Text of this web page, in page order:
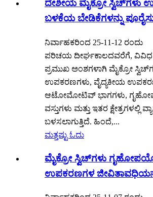
ದೇಶೀಯ ಮೈಕ್ರೋ ಸ್ವಿಚ್‌ಗಳು
ಬಳಕೆಯ ಬೇಡಿಕೆಗಳನ್ನು
ನಿರ್ವಾಹಕರಿಂದ 25-11-12 ರಂದು
ಪರಿಚಯ ದೀರ್ಘಕಾಲದವರೆಗೆ, ವಿವಿಧ
ಪ್ರಮುಖ ಅಂಶಗಳಾಗಿ ಮೈಕ್ರೋ
ಉಪಕರಣಗಳು, ವೈದ್ಯಕೀಯ
ಆಟೋಮೋಟಿವ್ ಭಾಗಗಳು,
ವಸ್ತುಗಳು ಮತ್ತು ಇತರ ಕ್ಷೇತ್ರಗಳಲ್ಲಿ
ಬಳಸಲಾಗುತ್ತಿದೆ. ಹಿಂದೆ,...
ಮತ್ತಷ್ಟು ಓದು
ಮೈಕ್ರೋ ಸ್ವಿಚ್‌ಗಳು
ಉಪಕರಣಗಳ